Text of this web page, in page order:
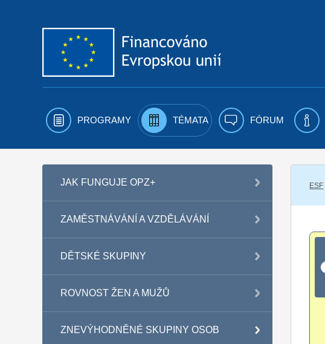
PROGRAMY TÉMATA FÓRUM
JAK FUNGUJE OPZ+
ZAMĚSTNÁVÁNÍ A VZDĚLÁVÁNÍ
DĚTSKÉ SKUPINY
ROVNOST ŽEN A MUŽŮ
ZNEVÝHODNĚNÉ SKUPINY OSOB
ESF